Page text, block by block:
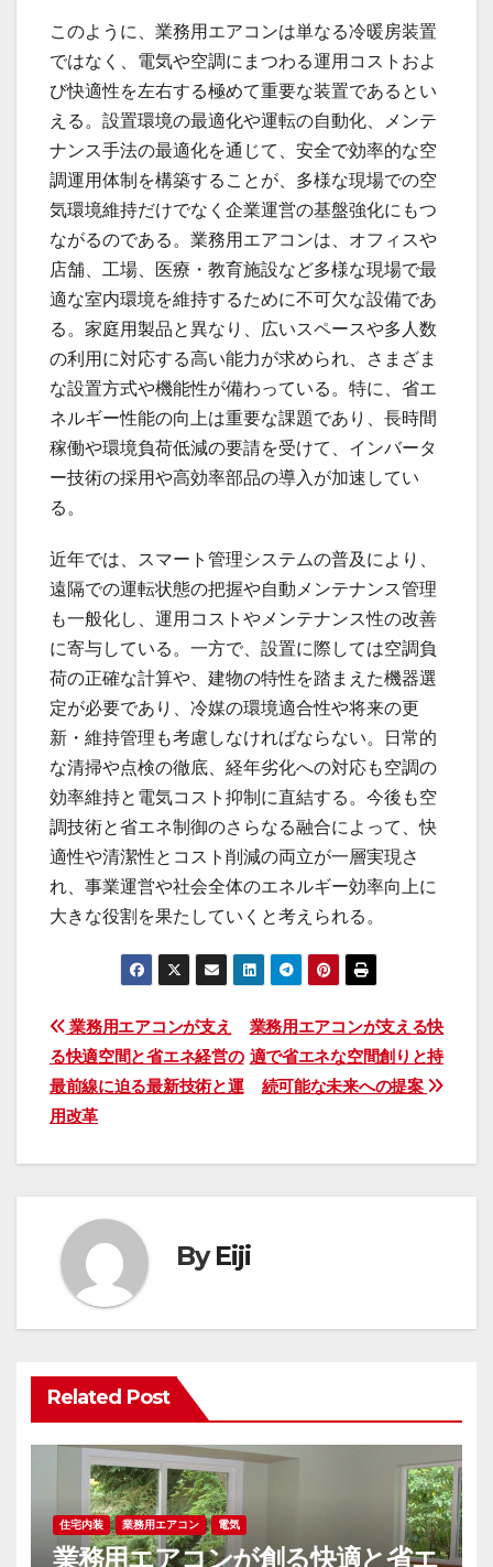
このように、業務用エアコンは単なる冷暖房装置
ではなく、電気や空調にまつわる運用コストおよ
び快適性を左右する極めて重要な装置であるとい
える。設置環境の最適化や運転の自動化、メンテ
ナンス手法の最適化を通じて、安全で効率的な空
調運用体制を構築することが、多様な現場での空
気環境維持だけでなく企業運営の基盤強化にもつ
ながるのである。業務用エアコンは、オフィスや
店舗、工場、医療・教育施設など多様な現場で最
適な室内環境を維持するために不可欠な設備であ
る。家庭用製品と異なり、広いスペースや多人数
の利用に対応する高い能力が求められ、さまざま
な設置方式や機能性が備わっている。特に、省エ
ネルギー性能の向上は重要な課題であり、長時間
稼働や環境負荷低減の要請を受けて、インバータ
ー技術の採用や高効率部品の導入が加速してい
る。
近年では、スマート管理システムの普及により、
遠隔での運転状態の把握や自動メンテナンス管理
も一般化し、運用コストやメンテナンス性の改善
に寄与している。一方で、設置に際しては空調負
荷の正確な計算や、建物の特性を踏まえた機器選
定が必要であり、冷媒の環境適合性や将来の更
新・維持管理も考慮しなければならない。日常的
な清掃や点検の徹底、経年劣化への対応も空調の
効率維持と電気コスト抑制に直結する。今後も空
調技術と省エネ制御のさらなる融合によって、快
適性や清潔性とコスト削減の両立が一層実現さ
れ、事業運営や社会全体のエネルギー効率向上に
大きな役割を果たしていくと考えられる。
投
稿
ナ
ビ
ゲ
ー
シ
ン
業務用エアコンが支える快
適で省エネな空間創りと持
続可能な未来への提案
業務用エアコンが支え
る快適空間と省エネ経営の
最前線に迫る最新技術と運
用改革
ByEiji
Related Post
住宅内装 業務用エアコン 電気
業務用エアコンが創る快適と省エ